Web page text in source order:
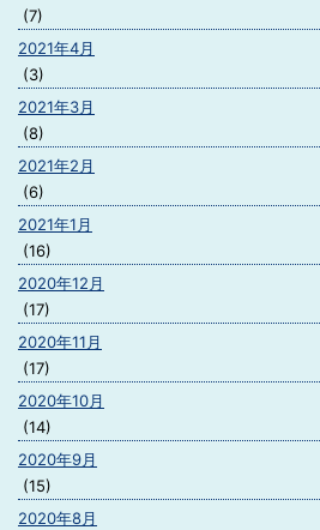
(7)
2021年4月
(3)
2021年3月
(8)
2021年2月
(6)
2021年1月
(16)
2020年12月
(17)
2020年11月
(17)
2020年10月
(14)
2020年9月
(15)
2020年8月